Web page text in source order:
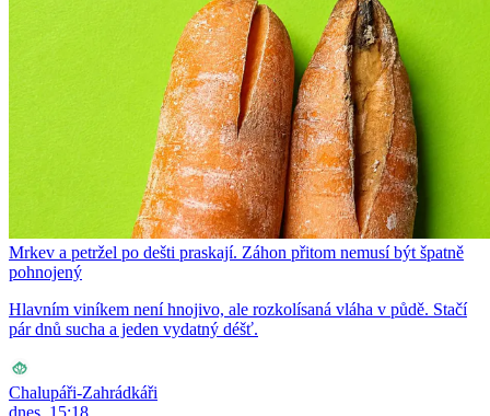
Mrkev a petržel po dešti praskají. Záhon přitom nemusí být špatně
pohnojený
Hlavním viníkem není hnojivo, ale rozkolísaná vláha v půdě. Stačí
pár dnů sucha a jeden vydatný déšť.
Chalupáři-Zahrádkáři
dnes, 15:18